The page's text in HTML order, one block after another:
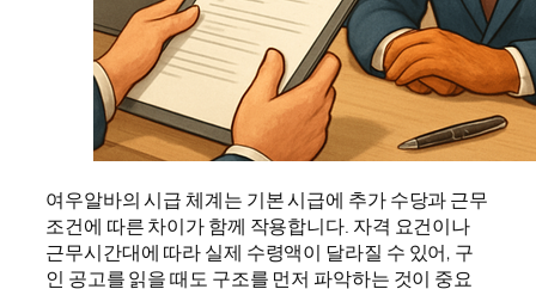
여우알바의 시급 체계는 기본 시급에 추가 수당과 근무
조건에 따른 차이가 함께 작용합니다. 자격 요건이나
근무시간대에 따라 실제 수령액이 달라질 수 있어, 구
인 공고를 읽을 때도 구조를 먼저 파악하는 것이 중요